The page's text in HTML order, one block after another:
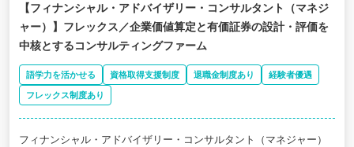
【フィナンシャル・アドバイザリー・コンサルタント（マネジ
ャー）】フレックス／企業価値算定と有価証券の設計・評価を
中核とするコンサルティングファーム
語学力を活かせる 資格取得支援制度 退職金制度あり
経験者優遇
フレックス制度あり
フィナンシャル・アドバイザリー・コンサルタント（マネジャー）